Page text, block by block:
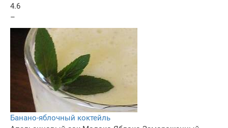
4.6
–
Банано-яблочный коктейль